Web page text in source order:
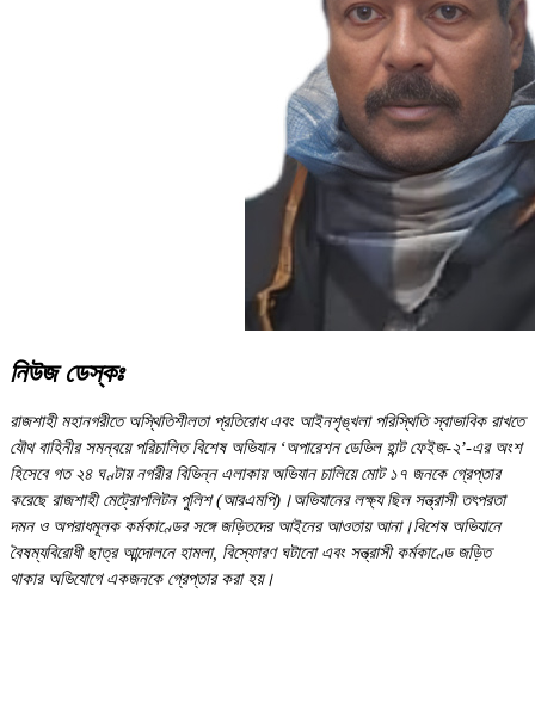
নিউজ ডেস্কঃ
রাজশাহী মহানগরীতে অস্থিতিশীলতা প্রতিরোধ এবং আইনশৃঙ্খলা পরিস্থিতি স্বাভাবিক রাখতে
যৌথ বাহিনীর সমন্বয়ে পরিচালিত বিশেষ অভিযান ‘অপারেশন ডেভিল হান্ট ফেইজ-২’-এর অংশ
হিসেবে গত ২৪ ঘণ্টায় নগরীর বিভিন্ন এলাকায় অভিযান চালিয়ে মোট ১৭ জনকে গ্রেপ্তার
করেছে রাজশাহী মেট্রোপলিটন পুলিশ (আরএমপি)।অভিযানের লক্ষ্য ছিল সন্ত্রাসী তৎপরতা
দমন ও অপরাধমূলক কর্মকাণ্ডের সঙ্গে জড়িতদের আইনের আওতায় আনা।বিশেষ অভিযানে
বৈষম্যবিরোধী ছাত্র আন্দোলনে হামলা, বিস্ফোরণ ঘটানো এবং সন্ত্রাসী কর্মকাণ্ডে জড়িত
থাকার অভিযোগে একজনকে গ্রেপ্তার করা হয়।